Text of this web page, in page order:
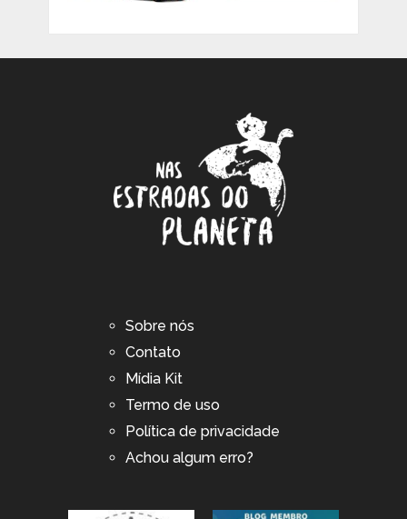
Sobre nós
Contato
Mídia Kit
Termo de uso
Política de privacidade
Achou algum erro?